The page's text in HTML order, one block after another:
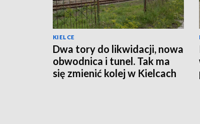
KIELCE
Dwa tory do likwidacji, nowa
obwodnica i tunel. Tak ma
się zmienić kolej w Kielcach